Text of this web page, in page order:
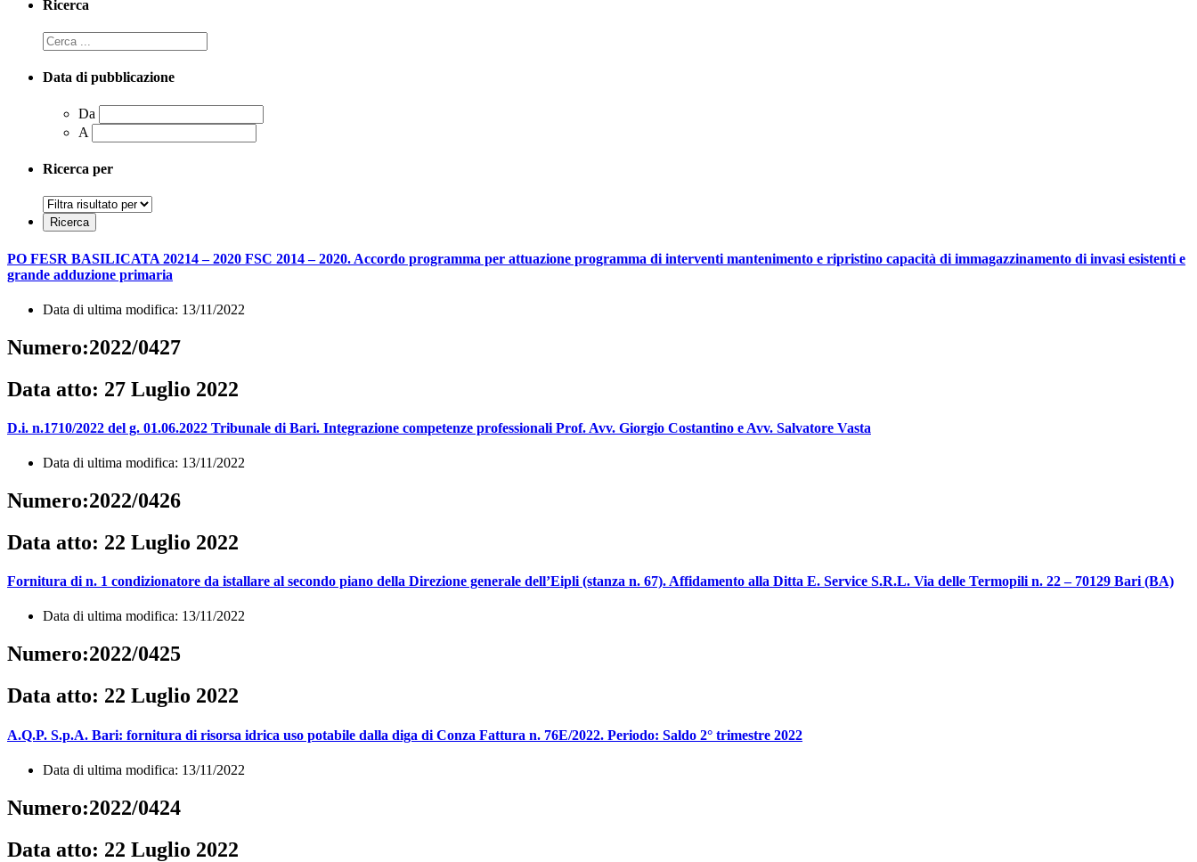
Ricerca
Data di pubblicazione
Da
A
Ricerca per
PO FESR BASILICATA 20214 – 2020 FSC 2014 – 2020. Accordo programma per attuazione programma di interventi mantenimento e ripristino capacità di immagazzinamento di invasi esistenti e
grande adduzione primaria
Data di ultima modifica: 13/11/2022
Numero:2022/0427
Data atto: 27 Luglio 2022
D.i. n.1710/2022 del g. 01.06.2022 Tribunale di Bari. Integrazione competenze professionali Prof. Avv. Giorgio Costantino e Avv. Salvatore Vasta
Data di ultima modifica: 13/11/2022
Numero:2022/0426
Data atto: 22 Luglio 2022
Fornitura di n. 1 condizionatore da istallare al secondo piano della Direzione generale dell’Eipli (stanza n. 67). Affidamento alla Ditta E. Service S.R.L. Via delle Termopili n. 22 – 70129 Bari (BA)
Data di ultima modifica: 13/11/2022
Numero:2022/0425
Data atto: 22 Luglio 2022
A.Q.P. S.p.A. Bari: fornitura di risorsa idrica uso potabile dalla diga di Conza Fattura n. 76E/2022. Periodo: Saldo 2° trimestre 2022
Data di ultima modifica: 13/11/2022
Numero:2022/0424
Data atto: 22 Luglio 2022